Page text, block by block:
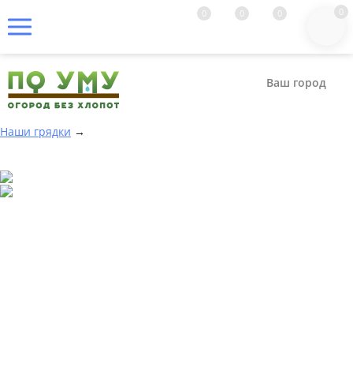
0 0 0 0
Ваш город
Наши грядки →